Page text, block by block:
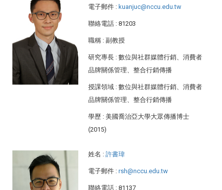
電子郵件 : kuanjuc@nccu.edu.tw
聯絡電話 : 81203
職稱 : 副教授
研究專長 : 數位與社群媒體行銷、消費者
品牌關係管理、整合行銷傳播
授課領域 : 數位與社群媒體行銷、消費者
品牌關係管理、整合行銷傳播
學歷 : 美國喬治亞大學大眾傳播博士
(2015)
姓名 : 許書瑋
電子郵件 : rsh@nccu.edu.tw
聯絡電話 : 81137